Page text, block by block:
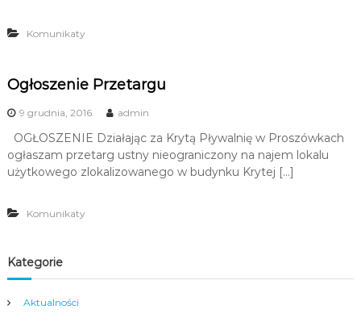
Komunikaty
Ogłoszenie Przetargu
9 grudnia, 2016 admin
OGŁOSZENIE Działając za Krytą Pływalnię w Proszówkach
ogłaszam przetarg ustny nieograniczony na najem lokalu
użytkowego zlokalizowanego w budynku Krytej […]
Komunikaty
Kategorie
Aktualności